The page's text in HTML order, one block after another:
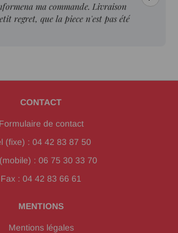
ma commande. Livraison
regret, que la piece n'est pas été
CONTACT
Formulaire de contact
(fixe) : 04 42 83 87 50
: 06 75 30 33 70
Fax : 04 42 83 66 61
MENTIONS
Mentions légales